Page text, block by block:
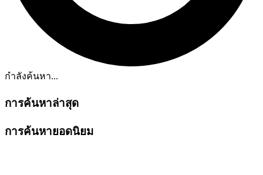
กำลังค้นหา...
การค้นหาล่าสุด
การค้นหายอดนิยม